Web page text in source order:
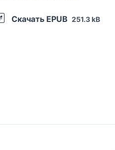
Скачать EPUB 251.3 kB